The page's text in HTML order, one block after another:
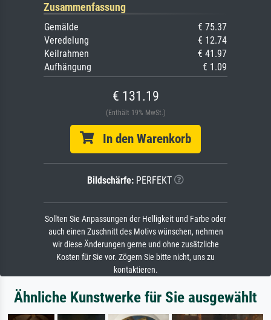
Zusammenfassung
Gemälde
€ 75.37
Veredelung
€ 12.74
Keilrahmen
€ 41.97
Aufhängung
€ 1.09
€ 131.19
(Enthält 19% MwSt.)
In den Warenkorb
Bildschärfe: PERFEKT
Sollten Sie Anpassungen der Helligkeit und Farbe oder
auch einen Zuschnitt des Motivs wünschen, nehmen
wir diese Änderungen gerne und ohne zusätzliche
Kosten für Sie vor. Zögern Sie bitte nicht, uns zu
kontaktieren.
Ähnliche Kunstwerke für Sie ausgewählt